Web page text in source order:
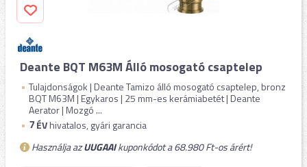
Deante BQT M63M Álló mosogató csaptelep
Tulajdonságok | Deante Tamizo álló mosogató csaptelep, bronz
BQT M63M | Egykaros | 25 mm-es kerámiabetét | Deante
Aerator | Mozgó ...
7ÉVhivatalos, gyári garancia
Használja azUUGAAIkuponkódot a 68.980 Ft-os árért!